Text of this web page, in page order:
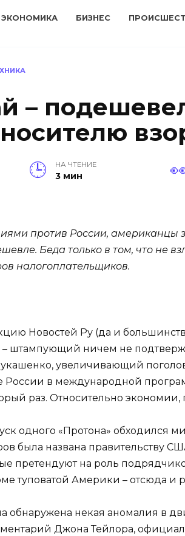
ЭКОНОМИКА БИЗНЕС
–
НА ЧТЕНИЕ
3 мин
против России, американцы
Беда только в том, что не
налогоплательщиков.
Новостей Ру (да и
– штампующий ничем не
увеличивающий
России в международной
раз. Относительно
одного «Протона» обходился
была названа правительству
претендуют на роль
туповатой Америки – отсюда и
обнаружена некая аномалия в
Джона Тейлора,